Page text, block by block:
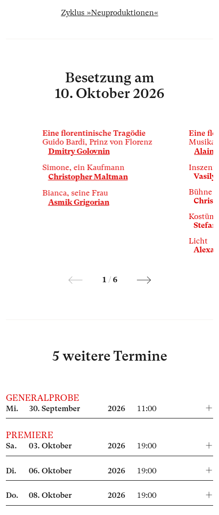
Zyklus »Neuproduktionen«
Besetzung am
10. Oktober 2026
Eine florentinische Tragödie
Guido Bardi, Prinz von Florenz
Dmitry Golovnin
Simone, ein Kaufmann
Christopher Maltman
Bianca, seine Frau
Asmik Grigorian
Eine
Alain
Vasily
Bühne
Licht
1 / 6
5 weitere Termine
GENERALPROBE
Mi. 30.September 2026 11:00
PREMIERE
Sa. 03.Oktober 2026 19:00
Di. 06.Oktober 2026 19:00
Do. 08.Oktober 2026 19:00